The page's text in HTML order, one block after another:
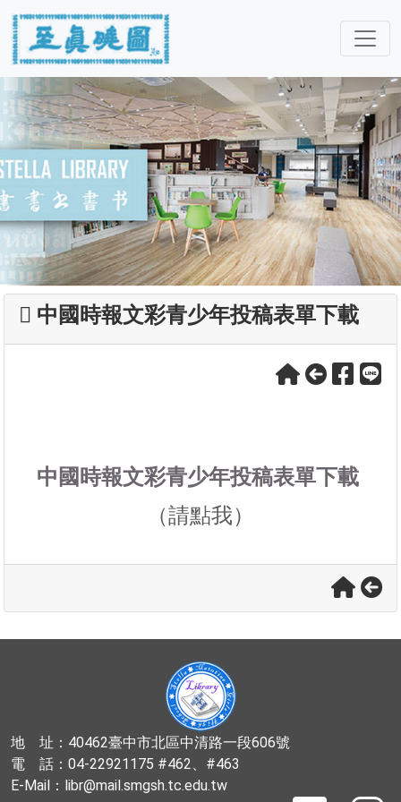
中國時報文彩青少年投稿表單下載
中國時報文彩青少年投稿表單下載
（請點我）
地 址：40462臺中市北區中清路一段606號
電 話：04-22921175 #462、#463
E-Mail：libr@mail.smgsh.tc.edu.tw